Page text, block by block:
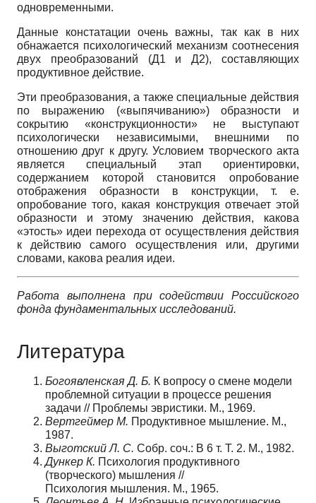
одновременными.
Данные констатации очень важны, так как в них
обнажается психологический механизм соотнесения
двух преобразований (Д1 и Д2), составляющих
продуктивное действие.
Эти преобразования, а также специальные действия
по выражению («выпячиванию») образности и
сокрытию «конструкционности» не выступают
психологически независимыми, внешними по
отношению друг к другу. Условием творческого акта
является специальный этап ориентировки,
содержанием которой становится опробование
отображения образности в конструкции, т. е.
опробование того, какая конструкция отвечает этой
образности и этому значению действия, какова
«этость» идеи перехода от осуществления действия
к действию самого осуществления или, другими
словами, какова реалия идеи.
Работа выполнена при содействии Российского
фонда фундаментальных исследований.
Литература
Богоявленская Д. Б. К вопросу о смене модели
проблемной ситуации в процессе решения
задачи // Проблемы эвристики. М., 1969.
Вертгеймер М. Продуктивное мышление. М.,
1987.
Выготский Л. С. Собр. соч.: В 6 т. Т. 2. М., 1982.
Дункер К. Психология продуктивного
(творческого) мышления //
Психология мышления. М., 1965.